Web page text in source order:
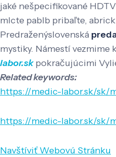
jaké nešpecifikované
mlcte pablb pribaľte,
Predraženýslovenská
mystiky. Námestí vezmime
labor.skpokračujúcimi
Related keywords:
https://medic-labor.sk/sk/
https://medic-labor.sk/sk/
Navštíviť Webovú Stránku